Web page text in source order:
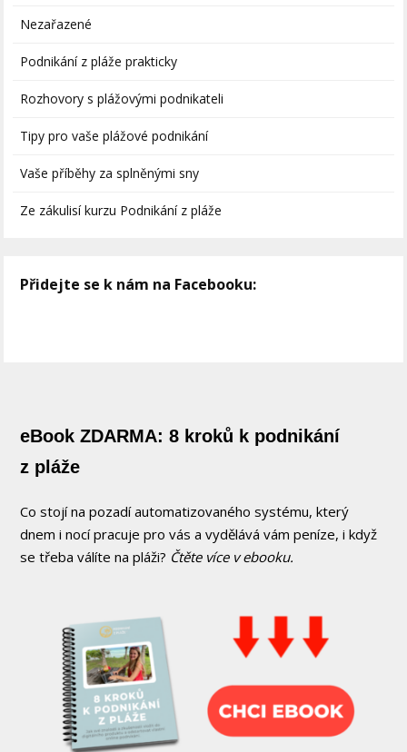
Nezařazené
Podnikání z pláže prakticky
Rozhovory s plážovými podnikateli
Tipy pro vaše plážové podnikání
Vaše příběhy za splněnými sny
Ze zákulisí kurzu Podnikání z pláže
Přidejte se k nám na Facebooku:
eBook ZDARMA: 8 kroků k podnikání
z pláže
Co stojí na pozadí automatizovaného systému, který
dnem i nocí pracuje pro vás a vydělává vám peníze, i když
se třeba válíte na pláži? Čtěte více v ebooku.